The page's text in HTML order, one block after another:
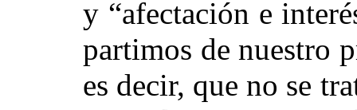
y “afectación e
partimos de nuestro
es decir, que no se